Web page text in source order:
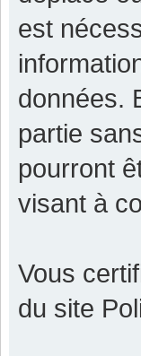
est
données.
partie
pourront
visant à
Vous
du site